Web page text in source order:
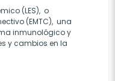
(LES), o
(EMTC), una
inmunológico y
y cambios en la